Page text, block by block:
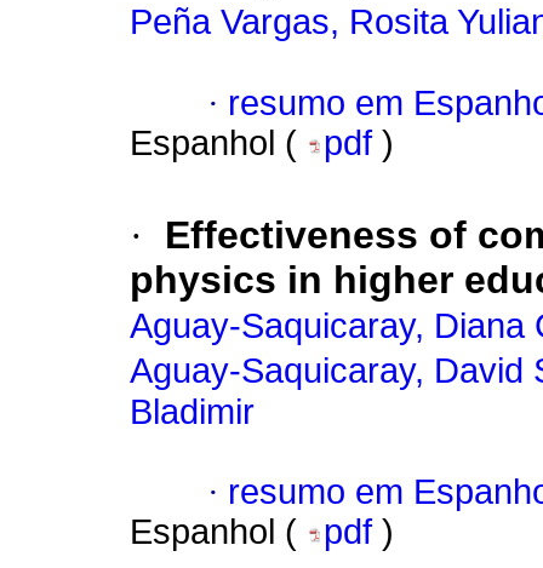
Peña Vargas, Rosita
· resumo em
Espanhol (
pdf )
·
Effectiveness of
physics in higher
Aguay-Saquicaray, Diana
Aguay-Saquicaray, David
Bladimir
· resumo em
Espanhol (
pdf )